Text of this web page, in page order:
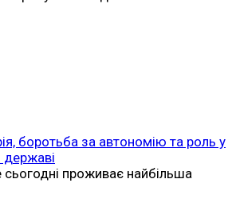
боротьба за автономію та роль у
державі
сьогодні проживає найбільша